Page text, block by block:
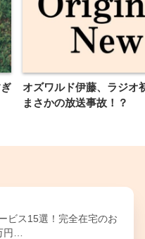
オズワルド伊藤、ラジオ
まさかの放送事故！？
ビス15選！完全在宅のお
円…